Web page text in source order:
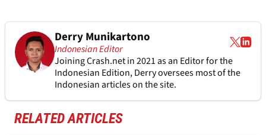
Derry Munikartono
Indonesian Editor
Joining Crash.net in 2021 as an Editor for the
Indonesian Edition, Derry oversees most of the
Indonesian articles on the site.
RELATED ARTICLES